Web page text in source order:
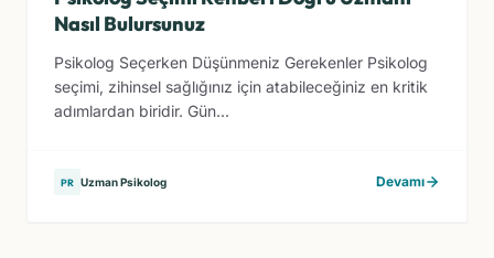
Nasıl Bulursunuz
Psikolog Seçerken Düşünmeniz Gerekenler Psikolog
seçimi, zihinsel sağlığınız için atabileceğiniz en kritik
adımlardan biridir. Gün...
PR Uzman Psikolog Devamı